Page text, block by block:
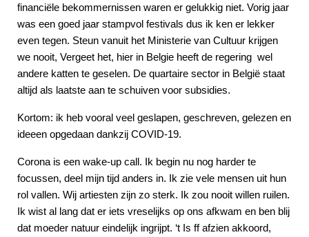
financiële bekommernissen waren er gelukkig niet. Vorig jaar
was een goed jaar stampvol festivals dus ik ken er lekker
even tegen. Steun vanuit het Ministerie van Cultuur krijgen
we nooit, Vergeet het, hier in Belgie heeft de regering wel
andere katten te geselen. De quartaire sector in België staat
altijd als laatste aan te schuiven voor subsidies.
Kortom: ik heb vooral veel geslapen, geschreven, gelezen en
ideeen opgedaan dankzij COVID-19.
Corona is een wake-up call. Ik begin nu nog harder te
focussen, deel mijn tijd anders in. Ik zie vele mensen uit hun
rol vallen. Wij artiesten zijn zo sterk. Ik zou nooit willen ruilen.
Ik wist al lang dat er iets vreselijks op ons afkwam en ben blij
dat moeder natuur eindelijk ingrijpt. ‘t Is ff afzien akkoord,